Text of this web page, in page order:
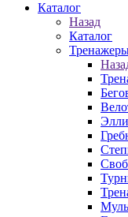
Каталог
Назад
Каталог